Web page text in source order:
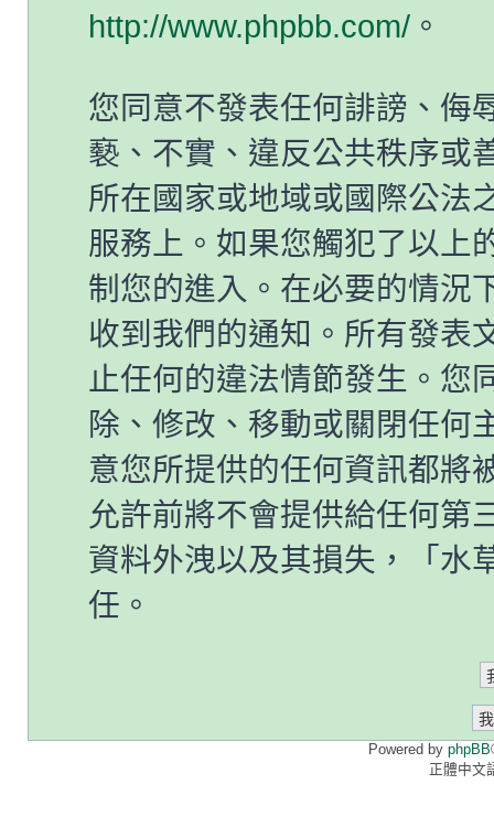
http://www.phpbb.com/ 。
您同意不發表任何誹謗、侮
褻、不實、違反公共秩序或
所在國家或地域或國際公法
服務上。如果您觸犯了以上
制您的進入。在必要的情況
收到我們的通知。所有發表
止任何的違法情節發生。您
除、修改、移動或關閉任何
意您所提供的任何資訊都將
允許前將不會提供給任何第
資料外洩以及其損失，「水
任。
Powered by phpBB
正體中文